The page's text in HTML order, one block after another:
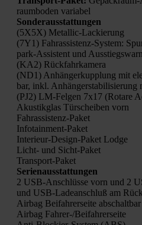
raum­bo­den varia­bel
Son­der­aus­stat­tun­gen
(5X5X) Metal­lic-Lackie­rung
(7Y1) Fahr­as­sis­tenz-Sys­tem:
park-Assis­tent und
(KA2) Rück­fahr­ka­me­ra
(ND1) Anhän­ger­kupp­lung mit
bar, inkl.
(PJ2) LM-Fel­gen 7x17 (Rota­re
Akus­tik­glas Tür­schei­ben vorn
Fahr­as­sis­tenz-Paket
Info­tain­ment-Paket
Inte­ri­eur-Design-Paket Lodge
Licht- und Sicht-Paket
Trans­port-Paket
Seri­en­aus­stat­tun­gen
2 USB-Anschlüs­se vorn und 2
und USB-Lade­an­schluß am
Air­bag Bei­fah­rer­sei­te abschalt­bar
Air­bag Fah­rer-/Bei­fah­rer­sei­te